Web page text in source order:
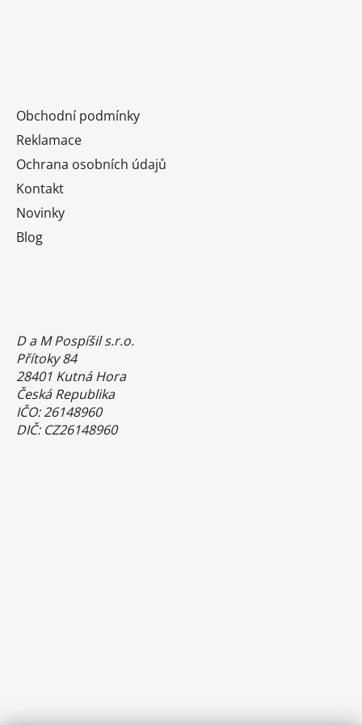
Obchodní podmínky
Reklamace
Ochrana osobních údajů
Kontakt
Novinky
Blog
D a M Pospíšil s.r.o.
Přítoky 84
28401 Kutná Hora
Česká Republika
IČO: 26148960
DIČ: CZ26148960